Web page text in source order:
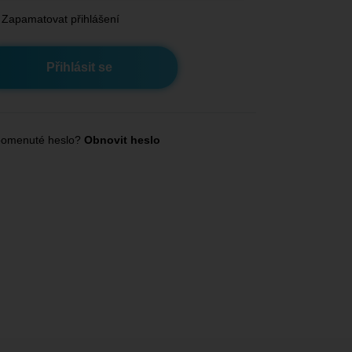
Zapamatovat přihlášení
heslo? Obnovit heslo